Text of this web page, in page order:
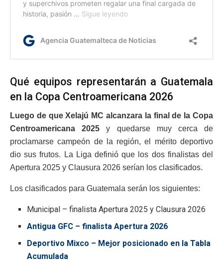
Qué equipos representarán a Guatemala
en la Copa Centroamericana 2026
Luego de que Xelajú MC alcanzara la final de la Copa
Centroamericana 2025 y quedarse muy cerca de
proclamarse campeón de la región, el mérito deportivo
dio sus frutos. La Liga definió que los dos finalistas del
Apertura 2025 y Clausura 2026 serían los clasificados.
Los clasificados para Guatemala serán los siguientes:
Municipal – finalista Apertura 2025 y Clausura 2026
Antigua GFC – finalista Apertura 2026
Deportivo Mixco – Mejor posicionado en la Tabla
Acumulada